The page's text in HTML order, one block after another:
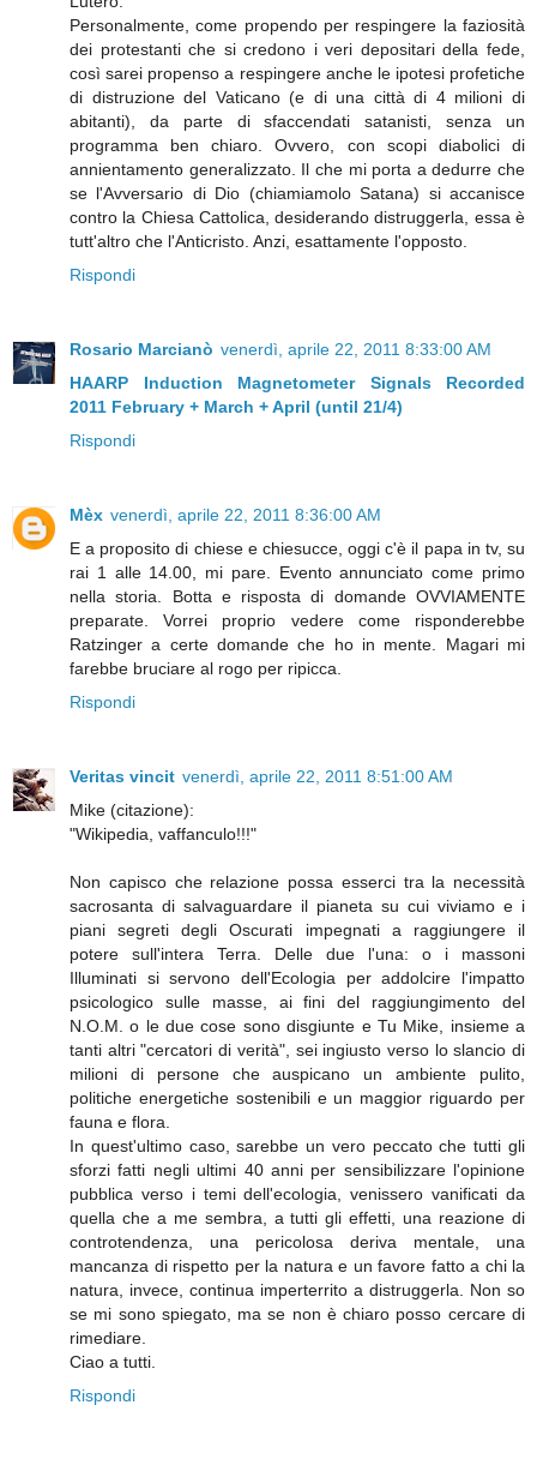
Personalmente, come propendo per respingere la faziosità
dei protestanti che si credono i veri depositari della fede,
così sarei propenso a respingere anche le ipotesi profetiche
di distruzione del Vaticano (e di una città di 4 milioni di
abitanti), da parte di sfaccendati satanisti, senza un
programma ben chiaro. Ovvero, con scopi diabolici di
annientamento generalizzato. Il che mi porta a dedurre che
se l'Avversario di Dio (chiamiamolo Satana) si accanisce
contro la Chiesa Cattolica, desiderando distruggerla, essa è
tutt'altro che l'Anticristo. Anzi, esattamente l'opposto.
Rispondi
Rosario Marcianò venerdì, aprile 22, 2011 8:33:00 AM
HAARP Induction Magnetometer Signals Recorded
2011 February + March + April (until 21/4)
Rispondi
Mèx venerdì, aprile 22, 2011 8:36:00 AM
E a proposito di chiese e chiesucce, oggi c'è il papa in tv, su
rai 1 alle 14.00, mi pare. Evento annunciato come primo
nella storia. Botta e risposta di domande OVVIAMENTE
preparate. Vorrei proprio vedere come risponderebbe
Ratzinger a certe domande che ho in mente. Magari mi
farebbe bruciare al rogo per ripicca.
Rispondi
Veritas vincit venerdì, aprile 22, 2011 8:51:00 AM
Mike (citazione):
"Wikipedia, vaffanculo!!!"
Non capisco che relazione possa esserci tra la necessità
sacrosanta di salvaguardare il pianeta su cui viviamo e i
piani segreti degli Oscurati impegnati a raggiungere il
potere sull'intera Terra. Delle due l'una: o i massoni
Illuminati si servono dell'Ecologia per addolcire l'impatto
psicologico sulle masse, ai fini del raggiungimento del
N.O.M. o le due cose sono disgiunte e Tu Mike, insieme a
tanti altri "cercatori di verità", sei ingiusto verso lo slancio di
milioni di persone che auspicano un ambiente pulito,
politiche energetiche sostenibili e un maggior riguardo per
fauna e flora.
In quest'ultimo caso, sarebbe un vero peccato che tutti gli
sforzi fatti negli ultimi 40 anni per sensibilizzare l'opinione
pubblica verso i temi dell'ecologia, venissero vanificati da
quella che a me sembra, a tutti gli effetti, una reazione di
controtendenza, una pericolosa deriva mentale, una
mancanza di rispetto per la natura e un favore fatto a chi la
natura, invece, continua imperterrito a distruggerla. Non so
se mi sono spiegato, ma se non è chiaro posso cercare di
rimediare.
Ciao a tutti.
Rispondi